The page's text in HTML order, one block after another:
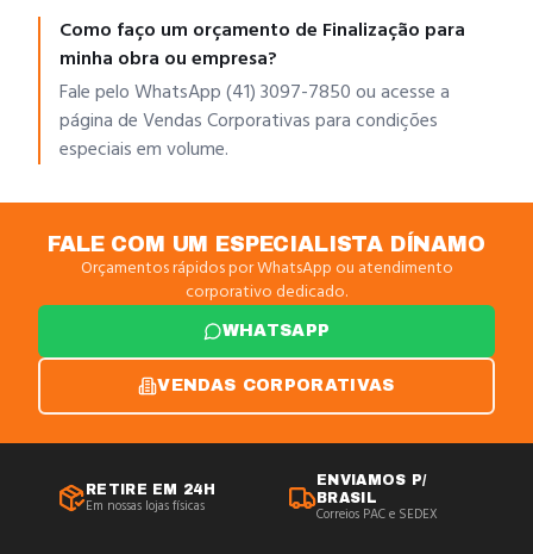
Como faço um orçamento de Finalização para
minha obra ou empresa?
Fale pelo WhatsApp (41) 3097-7850 ou acesse a
página de Vendas Corporativas para condições
especiais em volume.
FALE COM UM ESPECIALISTA DÍNAMO
Orçamentos rápidos por WhatsApp ou atendimento
corporativo dedicado.
WHATSAPP
VENDAS CORPORATIVAS
RETIRE EM 24H
Em nossas lojas físicas
ENVIAMOS P/
BRASIL
Correios PAC e SEDEX